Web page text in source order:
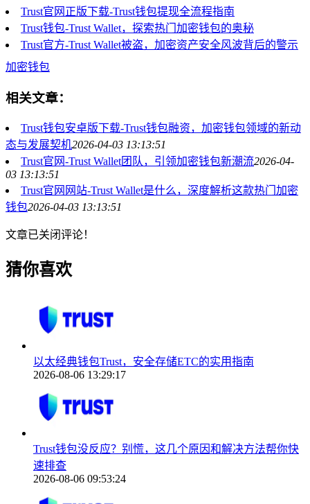
Trust官网正版下载-Trust钱包提现全流程指南
Trust钱包-Trust Wallet，探索热门加密钱包的奥秘
Trust官方-Trust Wallet被盗，加密资产安全风波背后的警示
加密钱包
相关文章：
Trust钱包安卓版下载-Trust钱包融资，加密钱包领域的新动
态与发展契机2026-04-03 13:13:51
Trust官网-Trust Wallet团队，引领加密钱包新潮流2026-04-
03 13:13:51
Trust官网网站-Trust Wallet是什么，深度解析这款热门加密
钱包2026-04-03 13:13:51
文章已关闭评论！
猜你喜欢
以太经典钱包Trust，安全存储ETC的实用指南
2026-08-06 13:29:17
Trust钱包没反应？别慌，这几个原因和解决方法帮你快
速排查
2026-08-06 09:53:24